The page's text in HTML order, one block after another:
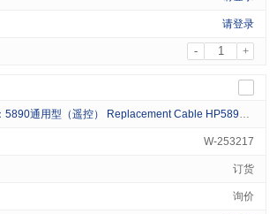
请登录
- +
通用型（遥控） Replacement Cable HP5890GC Remote Start Cable 1/pk
W-253217
订货
询价